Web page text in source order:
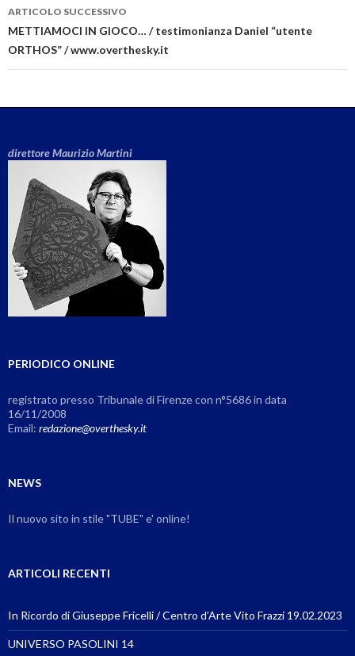
ARTICOLO SUCCESSIVO
METTIAMOCI IN GIOCO… / testimonianza Daniel “utente
ORTHOS” / www.overthesky.it
direttore Maurizio Martini
PERIODICO ONLINE
registrato presso Tribunale di Firenze con n°5686 in data
16/11/2008
Email: redazione@overthesky.it
NEWS
Il nuovo sito in stile "TUBE" e' online!
ARTICOLI RECENTI
In Ricordo di Giuseppe Fricelli / Centro d’Arte Vito Frazzi 19.02.2023
UNIVERSO PASOLINI 14